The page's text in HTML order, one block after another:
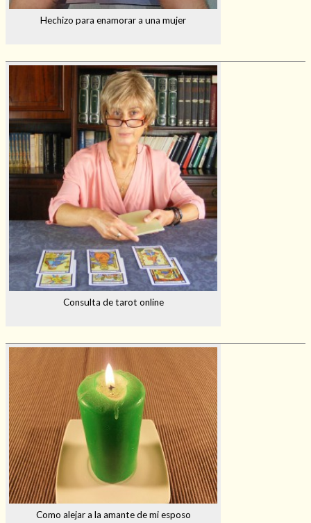
Hechizo para enamorar a una mujer
Consulta de tarot online
Como alejar a la amante de mi esposo